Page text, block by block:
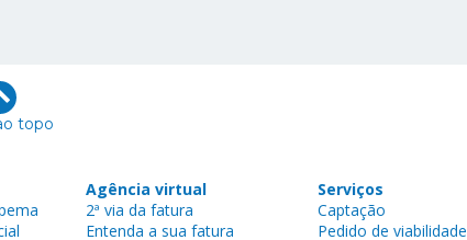
topo
Agência virtual
2ª via da fatura
Entenda a sua fatura
Serviços
Captação
Pedido de viabilidade